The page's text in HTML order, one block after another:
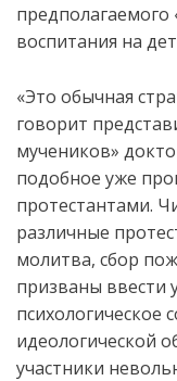
предполагаемого
воспитания на
«Это обычная
говорит
мучеников»
подобное уже
протестантами.
различные
молитва, сбор
призваны ввести
психологическое
идеологической
участники